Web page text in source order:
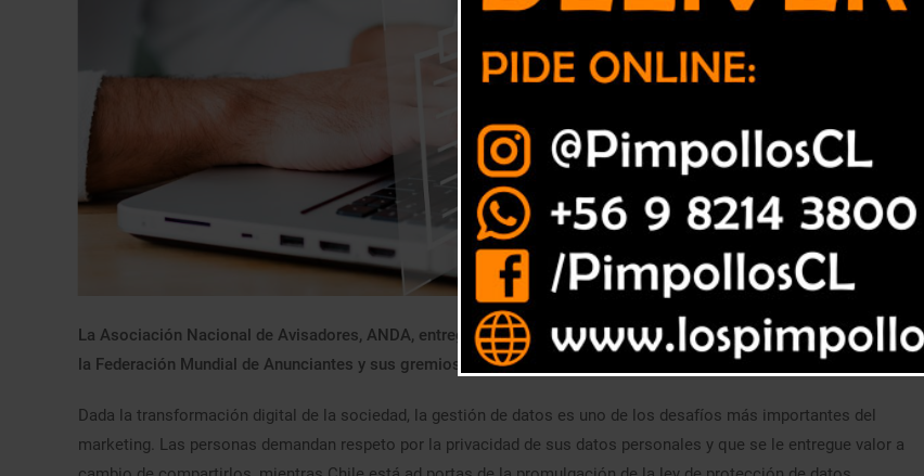
La Asociación Nacional de Avisadores, ANDA, entrega recomendaciones basadas en el Manual de Ética de Datos de
la Federación Mundial de Anunciantes y sus gremios asociados.
Dada la transformación digital de la sociedad, la gestión de datos es uno de los desafíos más importantes del
marketing. Las personas demandan respeto por la privacidad de sus datos personales y que se le entregue valor a